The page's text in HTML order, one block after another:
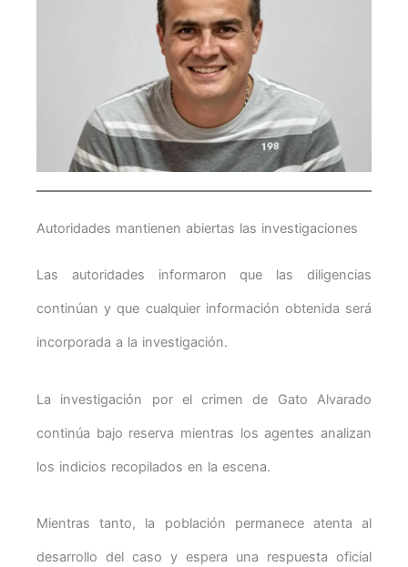
Autoridades mantienen abiertas las investigaciones
Las autoridades informaron que las diligencias
continúan y que cualquier información obtenida será
incorporada a la investigación.
La investigación por el crimen de Gato Alvarado
continúa bajo reserva mientras los agentes analizan
los indicios recopilados en la escena.
Mientras tanto, la población permanece atenta al
desarrollo del caso y espera una respuesta oficial